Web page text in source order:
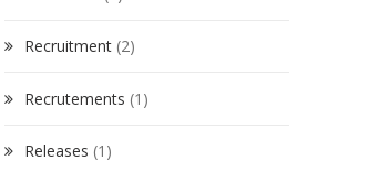
Recruitment(2)
Recrutements (1)
Releases (1)